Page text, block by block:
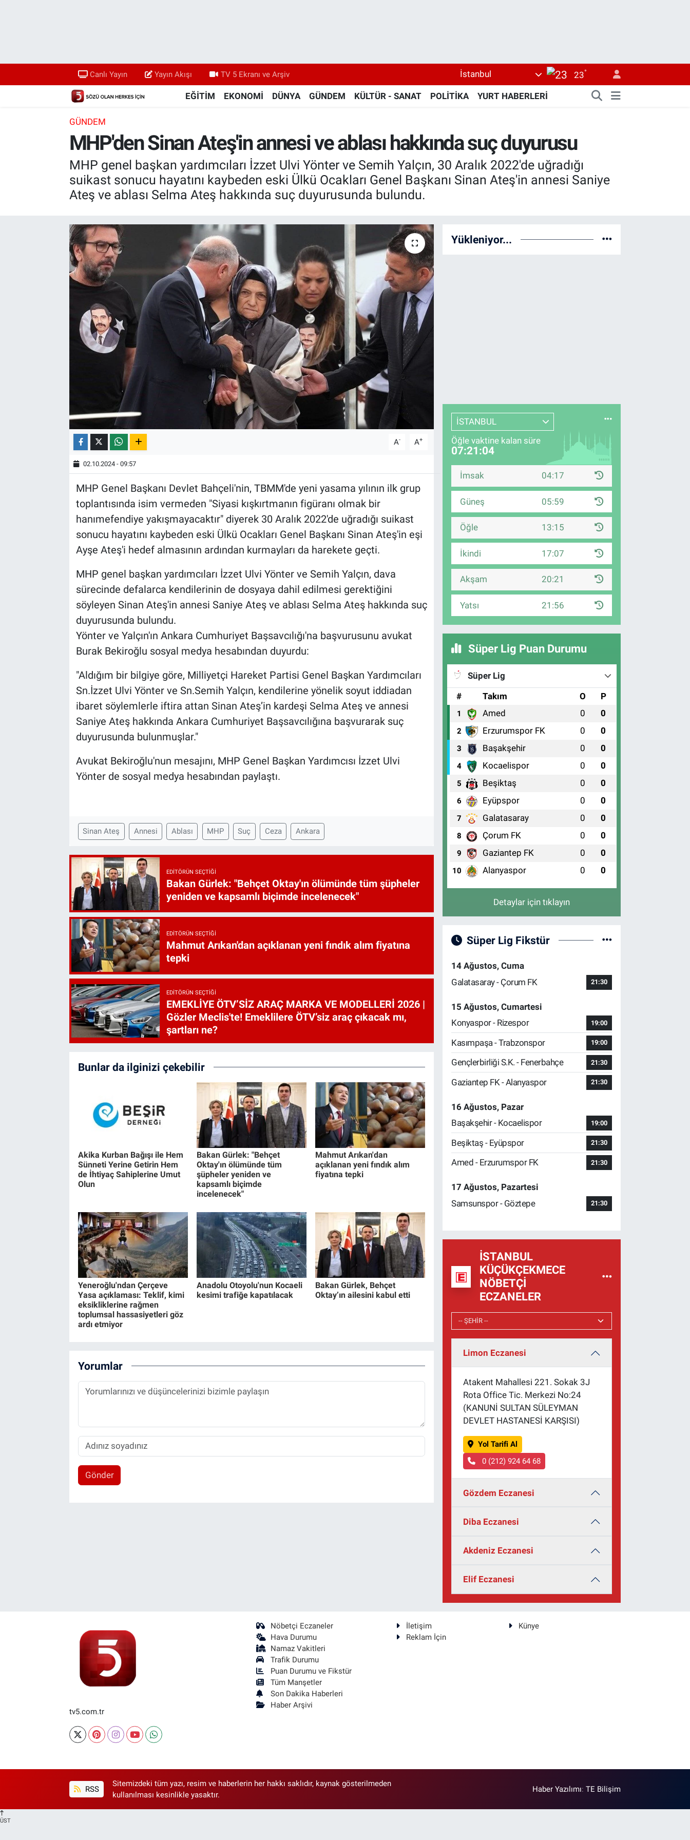
Canlı Yayın Yayın Akışı TV 5 Ekranı ve Arşiv İstanbul 23°
EĞİTİM EKONOMİ DÜNYA GÜNDEM KÜLTÜR - SANAT POLİTİKA YURT HABERLERİ
GÜNDEM
MHP'den Sinan Ateş'in annesi ve ablası hakkında suç duyurusu
MHP genel başkan yardımcıları İzzet Ulvi Yönter ve Semih Yalçın, 30 Aralık 2022'de uğradığı
suikast sonucu hayatını kaybeden eski Ülkü Ocakları Genel Başkanı Sinan Ateş'in annesi Saniye
Ateş ve ablası Selma Ateş hakkında suç duyurusunda bulundu.
A- A+
02.10.2024 - 09:57
MHP Genel Başkanı Devlet Bahçeli'nin, TBMM'de yeni yasama yılının ilk grup
toplantısında isim vermeden "Siyasi kışkırtmanın figüranı olmak bir
hanımefendiye yakışmayacaktır" diyerek 30 Aralık 2022'de uğradığı suikast
sonucu hayatını kaybeden eski Ülkü Ocakları Genel Başkanı Sinan Ateş'in eşi
Ayşe Ateş'i hedef almasının ardından kurmayları da harekete geçti.
MHP genel başkan yardımcıları İzzet Ulvi Yönter ve Semih Yalçın, dava
sürecinde defalarca kendilerinin de dosyaya dahil edilmesi gerektiğini
söyleyen Sinan Ateş'in annesi Saniye Ateş ve ablası Selma Ateş hakkında suç
duyurusunda bulundu.
Yönter ve Yalçın'ın Ankara Cumhuriyet Başsavcılığı'na başvurusunu avukat
Burak Bekiroğlu sosyal medya hesabından duyurdu:
"Aldığım bir bilgiye göre, Milliyetçi Hareket Partisi Genel Başkan Yardımcıları
Sn.İzzet Ulvi Yönter ve Sn.Semih Yalçın, kendilerine yönelik soyut iddiadan
ibaret söylemlerle iftira attan Sinan Ateş’in kardeşi Selma Ateş ve annesi
Saniye Ateş hakkında Ankara Cumhuriyet Başsavcılığına başvurarak suç
duyurusunda bulunmuşlar."
Avukat Bekiroğlu'nun mesajını, MHP Genel Başkan Yardımcısı İzzet Ulvi
Yönter de sosyal medya hesabından paylaştı.
Sinan Ateş Annesi Ablası MHP Suç Ceza Ankara
EDITÖRÜN SEÇTIĞI
Bakan Gürlek: "Behçet Oktay'ın ölümünde tüm şüpheler
yeniden ve kapsamlı biçimde incelenecek"
EDITÖRÜN SEÇTIĞI
Mahmut Arıkan'dan açıklanan yeni fındık alım fiyatına
tepki
EDITÖRÜN SEÇTIĞI
EMEKLİYE ÖTV’SİZ ARAÇ MARKA VE MODELLERİ 2026 |
Gözler Meclis'te! Emeklilere ÖTV’siz araç çıkacak mı,
şartları ne?
Bunlar da ilginizi çekebilir
Akika Kurban Bağışı ile Hem
Sünneti Yerine Getirin Hem
de İhtiyaç Sahiplerine Umut
Olun
Bakan Gürlek: "Behçet
Oktay'ın ölümünde tüm
şüpheler yeniden ve
kapsamlı biçimde
incelenecek"
Mahmut Arıkan'dan
açıklanan yeni fındık alım
fiyatına tepki
Yeneroğlu'ndan Çerçeve
Yasa açıklaması: Teklif, kimi
eksikliklerine rağmen
toplumsal hassasiyetleri göz
ardı etmiyor
Anadolu Otoyolu'nun Kocaeli
kesimi trafiğe kapatılacak
Bakan Gürlek, Behçet
Oktay’ın ailesini kabul etti
Yorumlar
Gönder
Yükleniyor...
İSTANBUL
Öğle vaktine kalan süre
07:21:03
İmsak 04:17
Güneş 05:59
Öğle 13:15
İkindi 17:07
Akşam 20:21
Yatsı 21:56
Süper Lig Puan Durumu
Süper Lig
#
Takım O P
1 Amed 0 0
2 Erzurumspor FK 0 0
3 Başakşehir 0 0
4 Kocaelispor 0 0
5 Beşiktaş 0 0
6 Eyüpspor 0 0
7 Galatasaray 0 0
8 Çorum FK 0 0
9 Gaziantep FK 0 0
10 Alanyaspor 0 0
Detaylar için tıklayın
Süper Lig Fikstür
14 Ağustos, Cuma
Galatasaray - Çorum FK
21:30
15 Ağustos, Cumartesi
Konyaspor - Rizespor
19:00
Kasımpaşa - Trabzonspor 19:00
Gençlerbirliği S.K. - Fenerbahçe 21:30
Gaziantep FK - Alanyaspor 21:30
16 Ağustos, Pazar
Başakşehir - Kocaelispor
19:00
Beşiktaş - Eyüpspor 21:30
Amed - Erzurumspor FK 21:30
17 Ağustos, Pazartesi
Samsunspor - Göztepe
21:30
İSTANBUL
KÜÇÜKÇEKMECE
NÖBETÇI
ECZANELER
Limon Eczanesi
Atakent Mahallesi 221. Sokak 3J
Rota Office Tic. Merkezi No:24
(KANUNİ SULTAN SÜLEYMAN
DEVLET HASTANESİ KARŞISI)
Yol Tarifi Al
0 (212) 924 64 68
Gözdem Eczanesi
Diba Eczanesi
Akdeniz Eczanesi
Elif Eczanesi
tv5.com.tr
Nöbetçi Eczaneler
Hava Durumu
Namaz Vakitleri
Trafik Durumu
Puan Durumu ve Fikstür
Tüm Manşetler
Son Dakika Haberleri
Haber Arşivi
İletişim
Künye
Reklam İçin
RSS
Sitemizdeki tüm yazı, resim ve haberlerin her hakkı saklıdır, kaynak gösterilmeden
kullanılması kesinlikle yasaktır.
Haber Yazılımı:TE Bilişim
ÜST
Yayın Akışı
TV 5 Ekranı ve Arşiv